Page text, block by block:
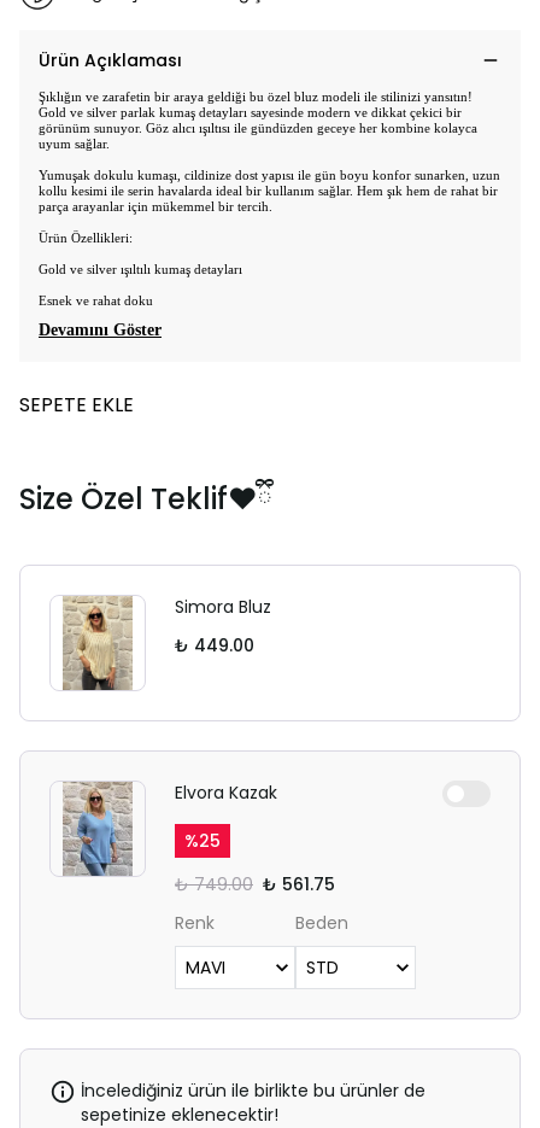
Ürün Açıklaması
Şıklığın ve zarafetin bir araya geldiği bu özel bluz modeli ile stilinizi yansıtın!
Gold ve silver parlak kumaş detayları sayesinde modern ve dikkat çekici bir
görünüm sunuyor. Göz alıcı ışıltısı ile gündüzden geceye her kombine kolayca
uyum sağlar.
Yumuşak dokulu kumaşı, cildinize dost yapısı ile gün boyu konfor sunarken, uzun
kollu kesimi ile serin havalarda ideal bir kullanım sağlar. Hem şık hem de rahat bir
parça arayanlar için mükemmel bir tercih.
Ürün Özellikleri:
Gold ve silver ışıltılı kumaş detayları
Esnek ve rahat doku
Devamını Göster
SEPETE EKLE
Size Özel Teklif❤️ྀི
Simora Bluz
₺ 449.00
Elvora Kazak
%25
₺ 749.00 ₺ 561.75
Renk
Beden
İncelediğiniz ürün ile birlikte bu ürünler de
sepetinize eklenecektir!